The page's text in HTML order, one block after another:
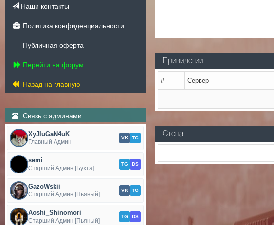
Наши контакты
Политика конфиденциальности
Публичная оферта
Перейти на форум
Назад на главную
Связь с админами:
XyJIuGaN4uK
Главный Админ
VK TG
semi
Старший Админ [Бухта]
TG DS
GazoWskii
Старший Админ [Пьяный]
VK TG
Aoshi_Shinomori
Старший Админ [Пьяный]
TG DS
Привилегии
# Сервер
Стена